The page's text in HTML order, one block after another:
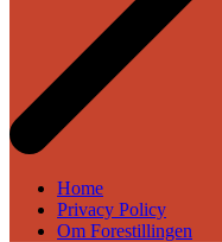
Home
Privacy Policy
Om Forestillingen